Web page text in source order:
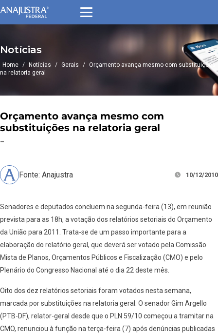
Notícias
Home / Notícias / Gerais / Orçamento avança mesmo com substituições
na relatoria geral
Orçamento avança mesmo com
substituições na relatoria geral
–
Fonte: Anajustra 10/12/2010
Senadores e deputados concluem na segunda-feira (13), em reunião
prevista para as 18h, a votação dos relatórios setoriais do Orçamento
da União para 2011. Trata-se de um passo importante para a
elaboração do relatório geral, que deverá ser votado pela Comissão
Mista de Planos, Orçamentos Públicos e Fiscalização (CMO) e pelo
Plenário do Congresso Nacional até o dia 22 deste mês.
Oito dos dez relatórios setoriais foram votados nesta semana,
marcada por substituições na relatoria geral. O senador Gim Argello
(PTB-DF), relator-geral desde que o PLN 59/10 começou a tramitar na
CMO, renunciou à função na terça-feira (7) após denúncias publicadas